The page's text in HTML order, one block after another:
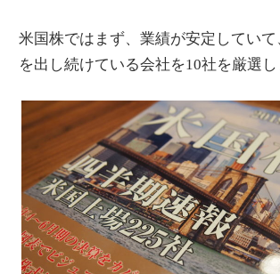
米国株ではまず、業績が安定していて
を出し続けている会社を10社を厳選し